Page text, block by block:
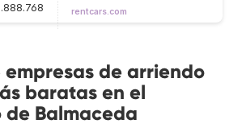
rentcars.com
empresas de arriendo
baratas en el
Balmaceda